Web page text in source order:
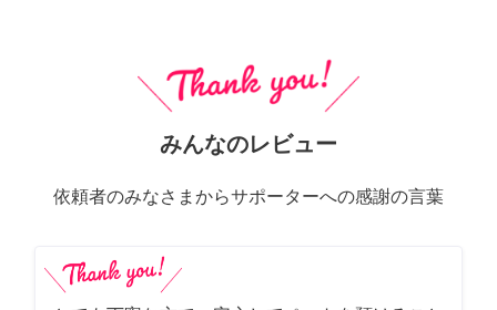
みんなのレビュー
依頼者のみなさまからサポーターへの感謝の言葉